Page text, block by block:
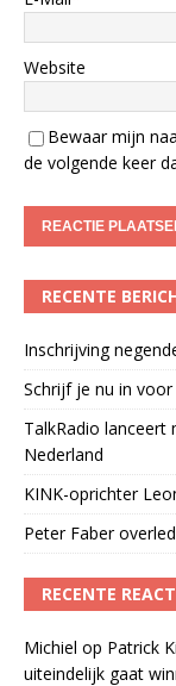
Website
Bewaar mijn
de volgende keer
RECENTE
Inschrijving
Schrijf je nu in
TalkRadio lanceert
Nederland
KINK-oprichter
Peter Faber
RECENTE
Michiel op Patrick
uiteindelijk gaat